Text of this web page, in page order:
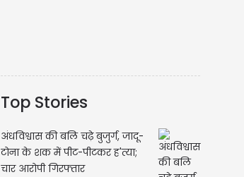
Top Stories
अंधविश्वास की बलि चढ़े बुजुर्ग, जादू-
टोना के शक में पीट-पीटकर ह'त्या;
चार आरोपी गिरफ्तार